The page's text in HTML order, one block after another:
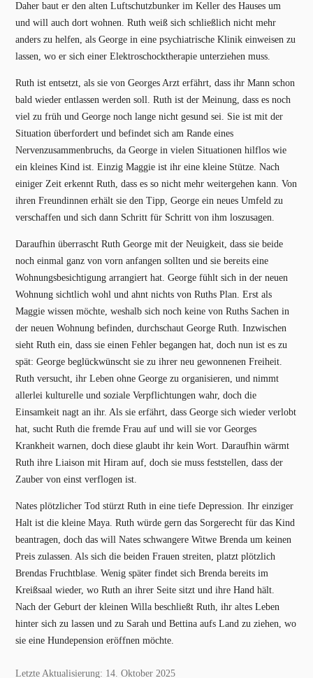
Daher baut er den alten Luftschutzbunker im Keller des Hauses um
und will auch dort wohnen. Ruth weiß sich schließlich nicht mehr
anders zu helfen, als George in eine psychiatrische Klinik einweisen zu
lassen, wo er sich einer Elektroschocktherapie unterziehen muss.
Ruth ist entsetzt, als sie von Georges Arzt erfährt, dass ihr Mann schon
bald wieder entlassen werden soll. Ruth ist der Meinung, dass es noch
viel zu früh und George noch lange nicht gesund sei. Sie ist mit der
Situation überfordert und befindet sich am Rande eines
Nervenzusammenbruchs, da George in vielen Situationen hilflos wie
ein kleines Kind ist. Einzig Maggie ist ihr eine kleine Stütze. Nach
einiger Zeit erkennt Ruth, dass es so nicht mehr weitergehen kann. Von
ihren Freundinnen erhält sie den Tipp, George ein neues Umfeld zu
verschaffen und sich dann Schritt für Schritt von ihm loszusagen.
Daraufhin überrascht Ruth George mit der Neuigkeit, dass sie beide
noch einmal ganz von vorn anfangen sollten und sie bereits eine
Wohnungsbesichtigung arrangiert hat. George fühlt sich in der neuen
Wohnung sichtlich wohl und ahnt nichts von Ruths Plan. Erst als
Maggie wissen möchte, weshalb sich noch keine von Ruths Sachen in
der neuen Wohnung befinden, durchschaut George Ruth. Inzwischen
sieht Ruth ein, dass sie einen Fehler begangen hat, doch nun ist es zu
spät: George beglückwünscht sie zu ihrer neu gewonnenen Freiheit.
Ruth versucht, ihr Leben ohne George zu organisieren, und nimmt
allerlei kulturelle und soziale Verpflichtungen wahr, doch die
Einsamkeit nagt an ihr. Als sie erfährt, dass George sich wieder verlobt
hat, sucht Ruth die fremde Frau auf und will sie vor Georges
Krankheit warnen, doch diese glaubt ihr kein Wort. Daraufhin wärmt
Ruth ihre Liaison mit Hiram auf, doch sie muss feststellen, dass der
Zauber von einst verflogen ist.
Nates plötzlicher Tod stürzt Ruth in eine tiefe Depression. Ihr einziger
Halt ist die kleine Maya. Ruth würde gern das Sorgerecht für das Kind
beantragen, doch das will Nates schwangere Witwe Brenda um keinen
Preis zulassen. Als sich die beiden Frauen streiten, platzt plötzlich
Brendas Fruchtblase. Wenig später findet sich Brenda bereits im
Kreißsaal wieder, wo Ruth an ihrer Seite sitzt und ihre Hand hält.
Nach der Geburt der kleinen Willa beschließt Ruth, ihr altes Leben
hinter sich zu lassen und zu Sarah und Bettina aufs Land zu ziehen, wo
sie eine Hundepension eröffnen möchte.
Letzte Aktualisierung: 14. Oktober 2025